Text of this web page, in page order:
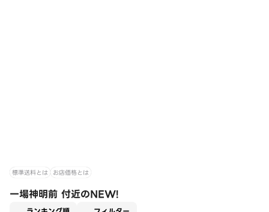
標準送料とは お店価格とは
一場神明前 付近のNEW!